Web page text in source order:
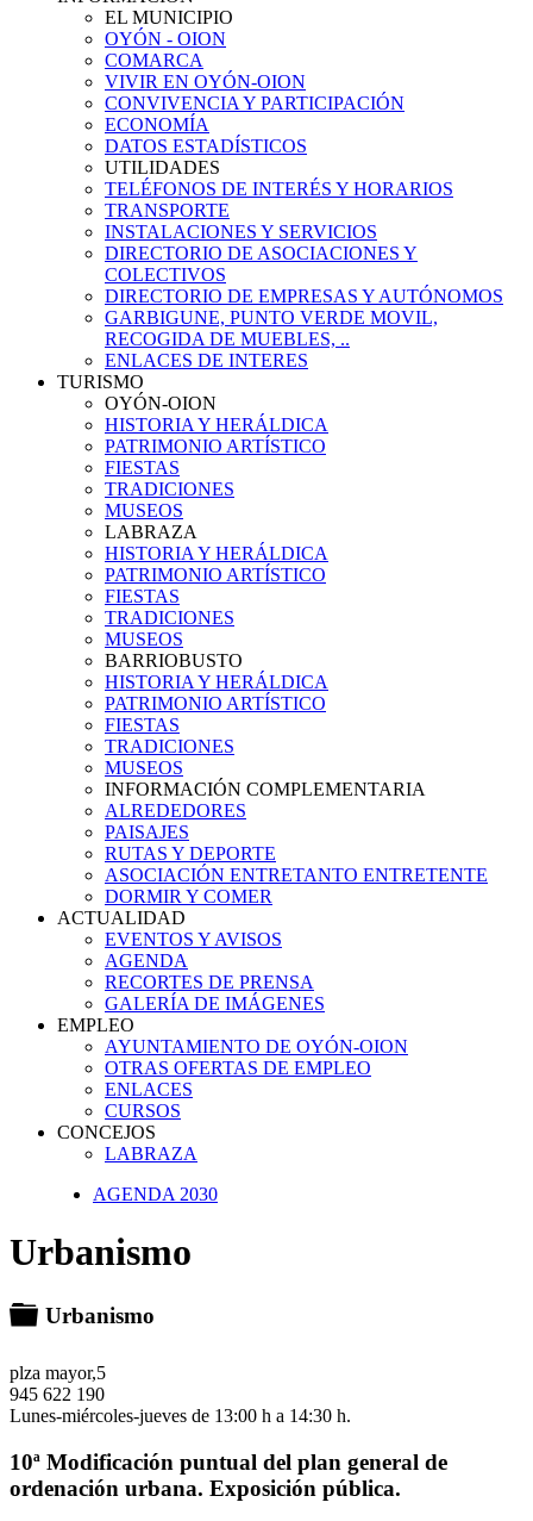
EL MUNICIPIO
OYÓN - OION
COMARCA
VIVIR EN OYÓN-OION
CONVIVENCIA Y PARTICIPACIÓN
ECONOMÍA
DATOS ESTADÍSTICOS
UTILIDADES
TELÉFONOS DE INTERÉS Y HORARIOS
TRANSPORTE
INSTALACIONES Y SERVICIOS
DIRECTORIO DE ASOCIACIONES Y
COLECTIVOS
DIRECTORIO DE EMPRESAS Y AUTÓNOMOS
GARBIGUNE, PUNTO VERDE MOVIL,
RECOGIDA DE MUEBLES, ..
ENLACES DE INTERES
TURISMO
OYÓN-OION
HISTORIA Y HERÁLDICA
PATRIMONIO ARTÍSTICO
FIESTAS
TRADICIONES
MUSEOS
LABRAZA
HISTORIA Y HERÁLDICA
PATRIMONIO ARTÍSTICO
FIESTAS
TRADICIONES
MUSEOS
BARRIOBUSTO
HISTORIA Y HERÁLDICA
PATRIMONIO ARTÍSTICO
FIESTAS
TRADICIONES
MUSEOS
INFORMACIÓN COMPLEMENTARIA
ALREDEDORES
PAISAJES
RUTAS Y DEPORTE
ASOCIACIÓN ENTRETANTO ENTRETENTE
DORMIR Y COMER
ACTUALIDAD
EVENTOS Y AVISOS
AGENDA
RECORTES DE PRENSA
GALERÍA DE IMÁGENES
EMPLEO
AYUNTAMIENTO DE OYÓN-OION
OTRAS OFERTAS DE EMPLEO
ENLACES
CURSOS
CONCEJOS
LABRAZA
AGENDA 2030
Urbanismo
Carpeta
Urbanismo
plza mayor,5
945 622 190
Lunes-miércoles-jueves de 13:00 h a 14:30 h.
10ª Modificación puntual del plan general de
ordenación urbana. Exposición pública.